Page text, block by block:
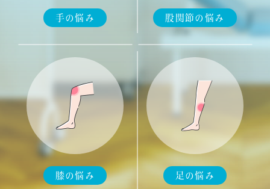
手の悩み 股関節の悩み
膝の悩み 足の悩み